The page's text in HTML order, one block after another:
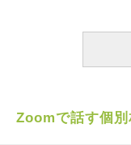
だから嫌だけど聞
に『中絶して離婚』
傷付いた、という
Zoomで話す個別